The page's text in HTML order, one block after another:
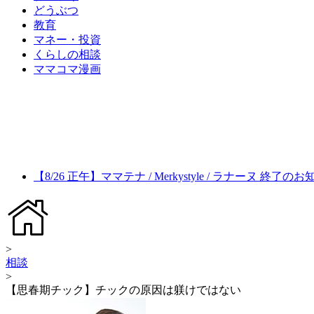
どうぶつ
教育
マネー・投資
くらしの相談
ママコマ漫画
【8/26 正午】ママテナ / Merkystyle / ラナーヌ 終了のお
>
相談
>
【思春期チック】チックの原因は躾けではない